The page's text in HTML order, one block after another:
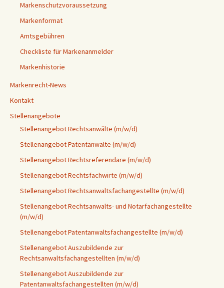
Markenschutzvoraussetzung
Markenformat
Amtsgebühren
Checkliste für Markenanmelder
Markenhistorie
Markenrecht-News
Kontakt
Stellenangebote
Stellenangebot Rechtsanwälte (m/w/d)
Stellenangebot Patentanwälte (m/w/d)
Stellenangebot Rechtsreferendare (m/w/d)
Stellenangebot Rechtsfachwirte (m/w/d)
Stellenangebot Rechtsanwaltsfachangestellte (m/w/d)
Stellenangebot Rechtsanwalts- und Notarfachangestellte
(m/w/d)
Stellenangebot Patentanwaltsfachangestellte (m/w/d)
Stellenangebot Auszubildende zur
Rechtsanwaltsfachangestellten (m/w/d)
Stellenangebot Auszubildende zur
Patentanwaltsfachangestellten (m/w/d)